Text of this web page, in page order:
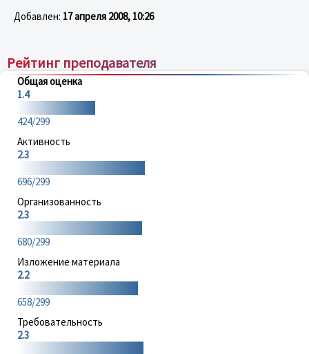
Добавлен: 17 апреля 2008, 10:26
Рейтинг преподавателя
Общая оценка
1.4
424/299
Активность
2.3
696/299
Организованность
2.3
680/299
Изложение материала
2.2
658/299
Требовательность
2.3